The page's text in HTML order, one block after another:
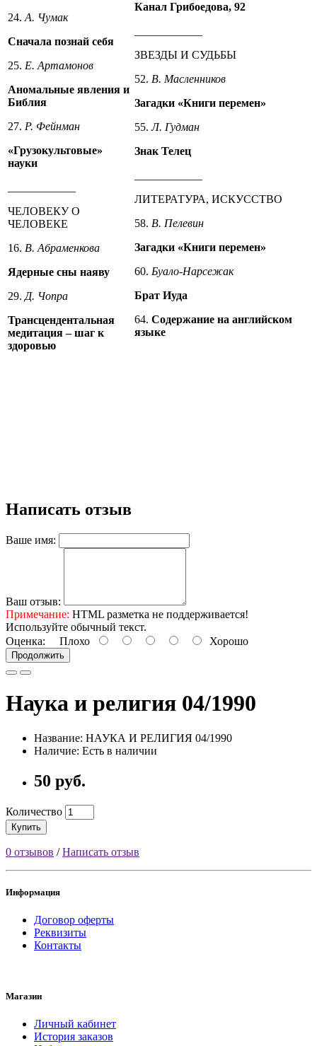
24. А. Чумак
Сначала познай себя
25. Е. Артамонов
Аномальные явления и
Библия
27. Р. Фейнман
«Грузокультовые»
науки
ЧЕЛОВЕКУ О
ЧЕЛОВЕКЕ
16. В. Абраменкова
Ядерные сны наяву
29. Д. Чопра
Трансцендентальная
медитация – шаг к
здоровью
Канал Грибоедова, 92
ЗВЕЗДЫ И СУДЬБЫ
52. В. Масленников
Загадки «Книги перемен»
55.Л. Гудман
Знак Телец
ЛИТЕРАТУРА, ИСКУССТВО
58. В. Пелевин
Загадки «Книги перемен»
60. Буало-Нарсежак
Брат Иуда
64. Содержание на английском
языке
Написать отзыв
Ваше имя:
Ваш отзыв:
Примечание: HTML разметка не поддерживается!
Используйте обычный текст.
Оценка: Плохо Хорошо
Продолжить
Наука и религия 04/1990
Название: НАУКА И РЕЛИГИЯ 04/1990
Наличие: Есть в наличии
50 руб.
Количество
Купить
0 отзывов /Написать отзыв
Информация
Договор оферты
Реквизиты
Контакты
Магазин
Личный кабинет
История заказов